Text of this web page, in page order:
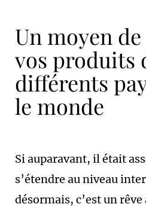
Un moyen
vos produits
différents
le monde
Si auparavant, il était
s’étendre au niveau
désormais, c’est un rêve